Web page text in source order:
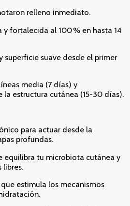
relleno inmediato.
y fortalecida al 100 % en hasta 14
superficie suave desde el primer
media (7 días) y
estructura cutánea (15-30 días).
para actuar desde la
profundas.
equilibra tu microbiota cutánea y
libres.
estimula los mecanismos